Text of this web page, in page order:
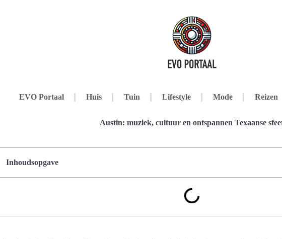
EVO Portaal Huis Tuin Lifestyle Mode Reizen
Austin: muziek, cultuur en ontspannen Texaanse
Inhoudsopgave